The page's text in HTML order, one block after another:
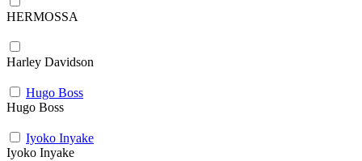
HERMOSSA
Harley Davidson
Hugo Boss
Hugo Boss
Iyoko Inyake
Iyoko Inyake